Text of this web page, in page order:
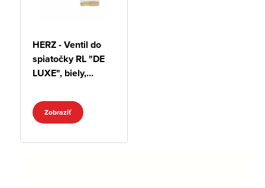
HERZ - Ventil do
spiatočky RL "DE
LUXE", biely,
Zobraziť